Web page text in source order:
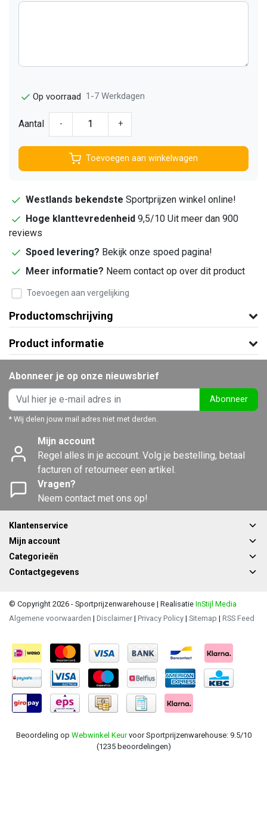
Op voorraad 1-7 Werkdagen
Aantal - +
Toevoegen aan winkelwagen
Westlands bekendste Sportprijzen winkel online!
Hoge klanttevredenheid 9,5/10 Uit meer dan 900
reviews
Spoed levering? Bekijk onze spoed pagina!
Meer informatie? Neem contact op over dit product
Toevoegen aan vergelijking
Productomschrijving
Product informatie
Abonneer je op onze nieuwsbrief
Abonneer
* Wij delen jouw mail adres niet met derden.
Mijn account
Regel alles in je account. Volg je bestelling, betaal
facturen of retourneer een artikel.
Vragen?
Neem contact met ons op!
Klantenservice
Mijn account
Categorieën
Contactgegevens
© Copyright 2026 - Sportprijzenwarehouse | Realisatie InStijl Media
Algemene voorwaarden | Disclaimer | Privacy Policy | Sitemap | RSS Feed
Beoordeling op Webwinkel Keurvoor Sportprijzenwarehouse: 9.5/10
(1235 beoordelingen)